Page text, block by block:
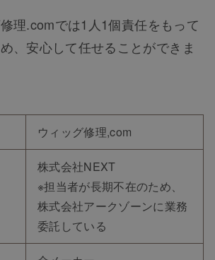
理.comでは1人1個責任をもって
、安心して任せることができま
ウィッグ修理,com
株式会社NEXT
※担当者が長期不在のため、
株式会社アークゾーンに業務
委託している